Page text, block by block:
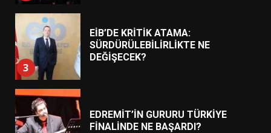
4
EDREMİT’İN GURURU TÜRKİYE
FİNALİNDE NE BAŞARDI?
BALIKESİR MÜZELERİNDE SÜRE
UZATILDI: NE DEĞİŞTİ?